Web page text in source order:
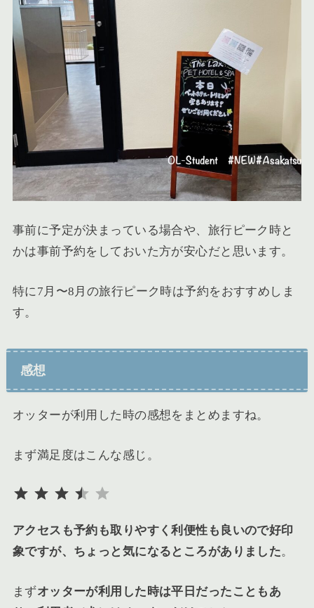
事前に予定が決まっている場合や、旅行ピーク時と
かは事前予約をしておいた方が安心だと思います。
特に7月〜8月の旅行ピーク時は予約をおすすめしま
す。
感想
オッターが利用した時の感想をまとめますね。
まず満足度はこんな感じ。
アクセスも予約も取りやすく利便性も良いので好印
象ですが、ちょっと気になるところがありました。
まずオッターが利用した時は平日だったこともあ